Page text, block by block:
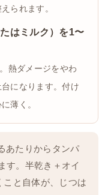
られます。
はミルク）を1〜
熱ダメージをやわ
になります。付け
薄く。
あたりからタンパ
す。半乾き＋オイ
こと自体が、じつは